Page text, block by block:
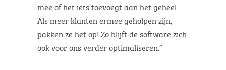
mee of het iets toevoegt aan het geheel.
Als meer klanten ermee geholpen zijn,
pakken ze het op! Zo blijft de software zich
ook voor ons verder optimaliseren.”